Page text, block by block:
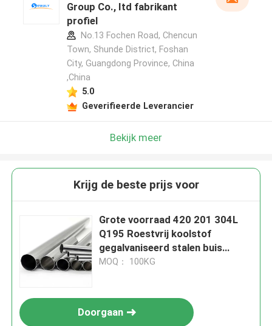
Group Co., Itd fabrikant
profiel
No.13 Fochen Road, Chencun
Town, Shunde District, Foshan
City, Guangdong Province, China
,China
5.0
Geverifieerde Leverancier
Bekijk meer
Krijg de beste prijs voor
Grote voorraad 420 201 304L
Q195 Roestvrij koolstof
gegalvaniseerd stalen buis
Ronde gepolijste buis voor
MOQ： 100KG
Doorgaan